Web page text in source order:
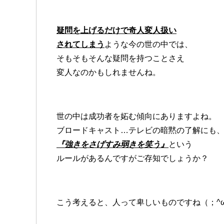
疑問を上げるだけで奇人変人扱い
されてしまう ような今の世の中では、
そもそもそんな疑問を持つことさえ
変人なのかもしれませんね。
世の中は成功者を妬む傾向にありますよね。
ブロードキャスト…テレビの暗黙の了解にも、
『強きをさげすみ弱きを笑う』 という
ルールがあるんですがご存知でしょうか？
こう考えると、人って卑しいものですね（；